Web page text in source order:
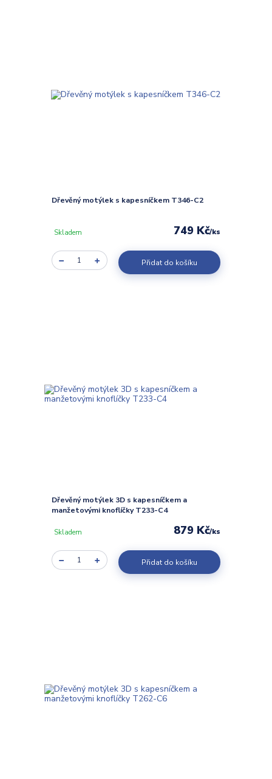
Dřevěný motýlek s kapesníčkem T346-C2
749 Kč/ks
Skladem
Přidat do košíku
Dřevěný motýlek 3D s kapesníčkem a
manžetovými knoflíčky T233-C4
879 Kč/ks
Skladem
Přidat do košíku